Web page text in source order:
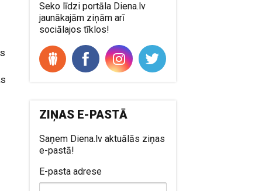
Seko līdzi portāla Diena.lv
jaunākajām ziņām arī
sociālajos tīklos!
ZIŅAS E-PASTĀ
Saņem Diena.lv aktuālās ziņas
e-pastā!
E-pasta adrese